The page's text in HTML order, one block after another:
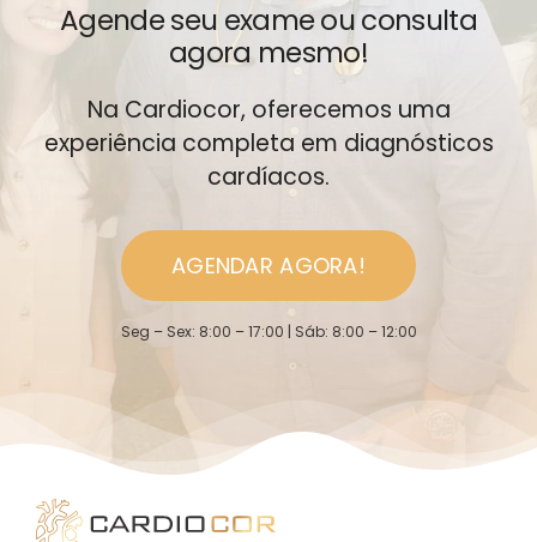
Agende seu exame ou consulta
agora mesmo!
Na Cardiocor, oferecemos uma
experiência completa em diagnósticos
cardíacos.
AGENDAR AGORA!
Seg – Sex: 8:00 – 17:00 | Sáb: 8:00 – 12:00